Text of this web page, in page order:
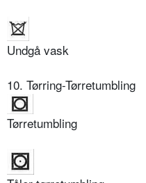
Undgå vask
10. Tørring-Tørretumbling
Tørretumbling